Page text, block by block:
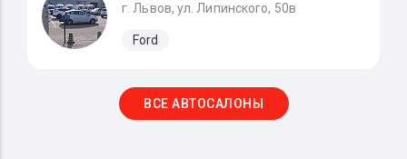
г. Львов, ул. Липинского, 50в
Ford
ВСЕ АВТОСАЛОНЫ